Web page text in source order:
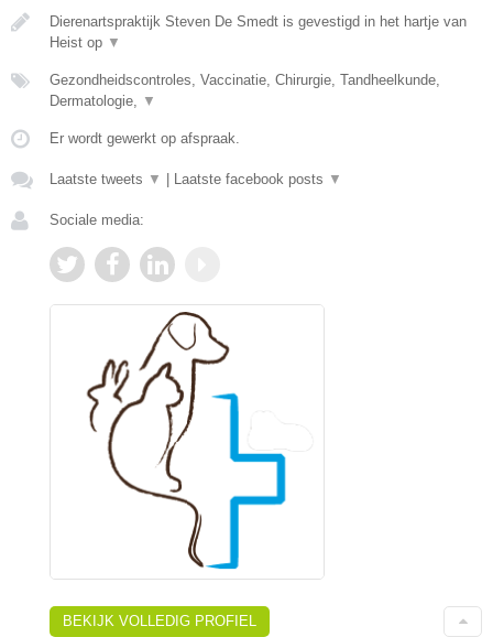
Dierenartspraktijk Steven De Smedt is gevestigd in het hartje van
Heist op ▼
Gezondheidscontroles, Vaccinatie, Chirurgie, Tandheelkunde,
Dermatologie,
▼
Er wordt gewerkt op afspraak.
Laatste tweets ▼ | Laatste facebook posts ▼
Sociale media:
BEKIJK VOLLEDIG PROFIEL